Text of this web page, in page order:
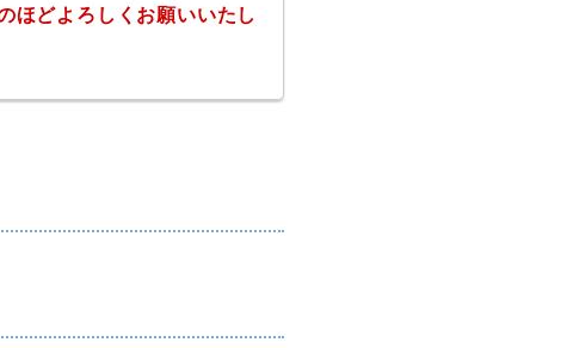
ほどよろしくお願いいたし